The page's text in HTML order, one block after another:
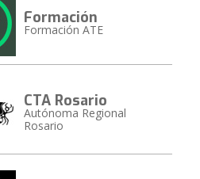
Formación
Formación ATE
CTA Rosario
Autónoma Regional
Rosario